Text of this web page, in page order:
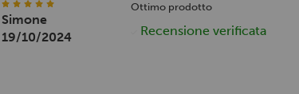
Simone
19/10/2024
Ottimo prodotto
Recensione verificata